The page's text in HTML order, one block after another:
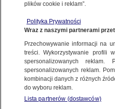
pasy startowe na
20.03.2026, 15:02
Posłuchaj artykułu
Czyta lektor AI
plików cookie i reklam”.
Polityka Prywatności
Wraz z naszymi partnerami
Przechowywanie informacji na
treści. Wykorzystywanie profili
spersonalizowanych
spersonalizowanych reklam.
kombinacji danych z różnych
do wyboru reklam.
Lista partnerów (dostawców)